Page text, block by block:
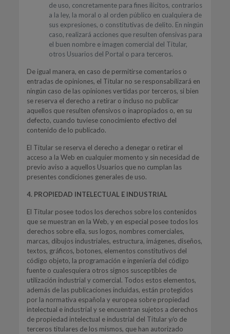
de uso, concretamente para fines ilícitos, contrarios
a la ley, la moral o al orden público en cualquiera de
sus expresiones, o constitutivas de delito. En ningún
caso, realizará acciones que resulten ofensivas para
el buen nombre e imagen comercial del Titular,
otros Usuarios del Portal o para terceros.
De igual manera, en caso de permitirse comentarios o
entradas de opiniones, el Titular no se responsabilizará en
ningún caso de las opiniones vertidas por terceros, si bien
se reserva el derecho a retirar o incluso no publicar
aquellos que resulten ofensivos o inapropiados o, en su
defecto, cuando tuviese conocimiento efectivo del
contenido de lo publicado.
El Titular se reserva el derecho a denegar o retirar el
acceso a la Web en cualquier momento y sin necesidad de
previo aviso a aquellos Usuarios que no cumplan las
presentes condiciones generales de uso.
4. PROPIEDAD INTELECTUAL E INDUSTRIAL
El Titular posee todos los derechos sobre los contenidos
que se muestran en la Web, y en especial posee todos los
derechos sobre ella, sus logos, nombres comerciales,
marcas, dibujos industriales, estructura, imágenes, diseños,
textos, gráficos, botones, elementos constitutivos del
código objeto, la programación e ingeniería del código
fuente o cualesquiera otros signos susceptibles de
utilización industrial y comercial. Todos estos elementos,
además de las publicaciones incluidas, están protegidos
por la normativa española y europea sobre propiedad
intelectual e industrial y se encuentran sujetos a derechos
de propiedad intelectual e industrial del Titular y/o de
terceros titulares de los mismos, que han autorizado